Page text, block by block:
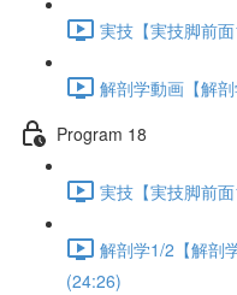
実技【実技脚前
解剖学動画【解
Program 18
実技【実技脚前
解剖学1/2【解剖
(24:26)